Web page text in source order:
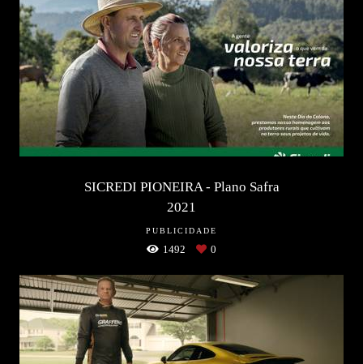
SICREDI PIONEIRA - Plano Safra
2021
PUBLICIDADE
1492 0